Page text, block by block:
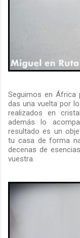
Seguimos en África
das una vuelta por
realizados en
además lo
resultado es un
tu casa de forma
decenas de
vuestra.